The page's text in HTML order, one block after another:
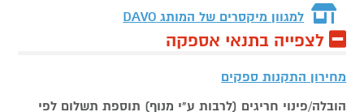
למגוון מיקסרים של המותג DAVO
לצפייה בתנאי אספקה
מחירון התקנות ספקים
הובלה/פינוי חריגים (לרבות ע"י מנוף) תוספת תשלום לפי